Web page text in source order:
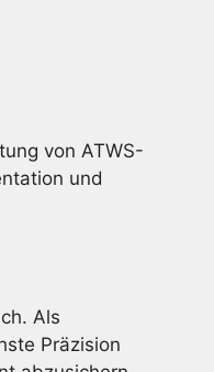
von ATWS-
und
Als
Präzision